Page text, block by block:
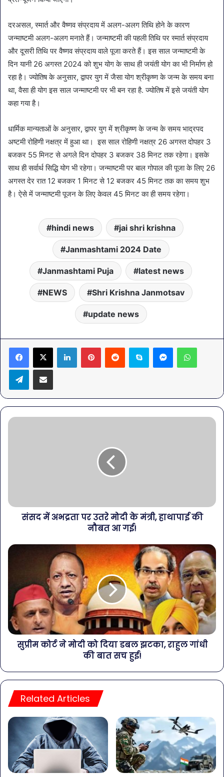
दरअसल, स्मार्त और वैष्णव संप्रदाय में अलग-अलग तिथि होने के कारण
जन्माष्टमी अलग-अलग मनाते हैं। जन्माष्टमी की पहली तिथि पर स्मार्त संप्रदाय
और दूसरी तिथि पर वैष्णव संप्रदाय वाले पूजा करते हैं। इस साल जन्माष्टमी के
दिन यानी 26 अगस्त 2024 को शुभ योग के साथ ही जयंती योग का भी निर्माण हो
रहा है। ज्योतिष के अनुसार, द्वापर युग में जैसा योग श्रीकृष्ण के जन्म के समय बना
था, वैसा ही योग इस साल जन्माष्टमी पर भी बन रहा है. ज्योतिष में इसे जयंती योग
कहा गया है।
धार्मिक मान्यताओं के अनुसार, द्वापर युग में श्रीकृष्ण के जन्म के समय भाद्रपद
अष्टमी रोहिणी नक्षत्र में हुआ था। इस साल रोहिणी नक्षत्र 26 अगस्त दोपहर 3
बजकर 55 मिनट से अगले दिन दोपहर 3 बजकर 38 मिनट तक रहेगा। इसके
साथ ही सर्वार्थ सिद्धि योग भी रहेगा। जन्माष्टमी पर बाल गोपाल की पूजा के लिए 26
अगस्त देर रात 12 बजकर 1 मिनट से 12 बजकर 45 मिनट तक का समय शुभ
है। ऐसे में जन्माष्टमी पूजन के लिए केवल 45 मिनट का ही समय रहेगा।
hindi news jai shri krishna
Janmashtami 2024 Date
Janmashtami Puja latest news
NEWS Shri Krishna Janmotsav
update news
LinkedInPinterestReddit Skype Messenger
TelegramShare via Email
संसद में अभद्रता पर उतरे मोदी के मंत्री, हाथापाई की
नौबत आ गई!
सुप्रीम कोर्ट ने मोदी को दिया डबल झटका, राहुल गांधी
की बात सच हुई!
Related Articles